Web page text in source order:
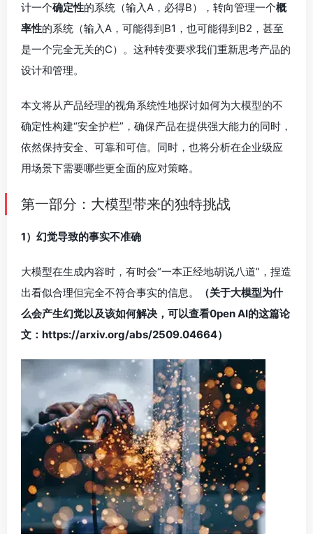
计一个确定性的系统（输入A，必得B），转向管理一个概
率性的系统（输入A，可能得到B1，也可能得到B2，甚至
是一个完全无关的C）。这种转变要求我们重新思考产品的
设计和管理。
本文将从产品经理的视角系统性地探讨如何为大模型的不
确定性构建“安全护栏”，确保产品在提供强大能力的同时，
依然保持安全、可靠和可信。同时，也将分析在企业级应
用场景下需要哪些更全面的应对策略。
第一部分：大模型带来的独特挑战
1）幻觉导致的事实不准确
大模型在生成内容时，有时会“一本正经地胡说八道”，捏造
出看似合理但完全不符合事实的信息。
（关于大模型为什
么会产生幻觉以及该如何解决，可以查看0pen AI的这篇论
文：https://arxiv.org/abs/2509.04664）